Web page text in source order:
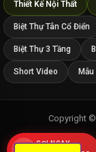
Thiết Kế Nội Thất
Biệt Thự Tân Cổ Điển
Biệt Thự 3 Tầng
Short Video
Copyright ©
GỌI NGAY